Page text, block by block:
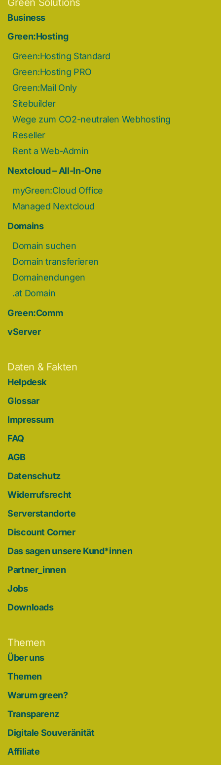
Business
Green:Hosting
Green:Hosting Standard
Green:Hosting PRO
Green:Mail Only
Sitebuilder
Wege zum CO2-neutralen Webhosting
Reseller
Rent a Web-Admin
Nextcloud – All-In-One
myGreen:Cloud Office
Managed Nextcloud
Domains
Domain suchen
Domain transferieren
Domainendungen
.at Domain
Green:Comm
vServer
Daten & Fakten
Helpdesk
Glossar
Impressum
FAQ
AGB
Datenschutz
Widerrufsrecht
Serverstandorte
Discount Corner
Das sagen unsere Kund*innen
Partner_innen
Jobs
Downloads
Themen
Über uns
Themen
Warum green?
Transparenz
Digitale Souveränität
Affiliate